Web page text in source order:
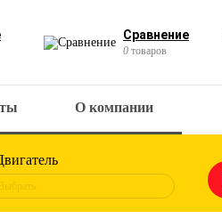
Сравнение
0 товаров
О компании
Выбрать